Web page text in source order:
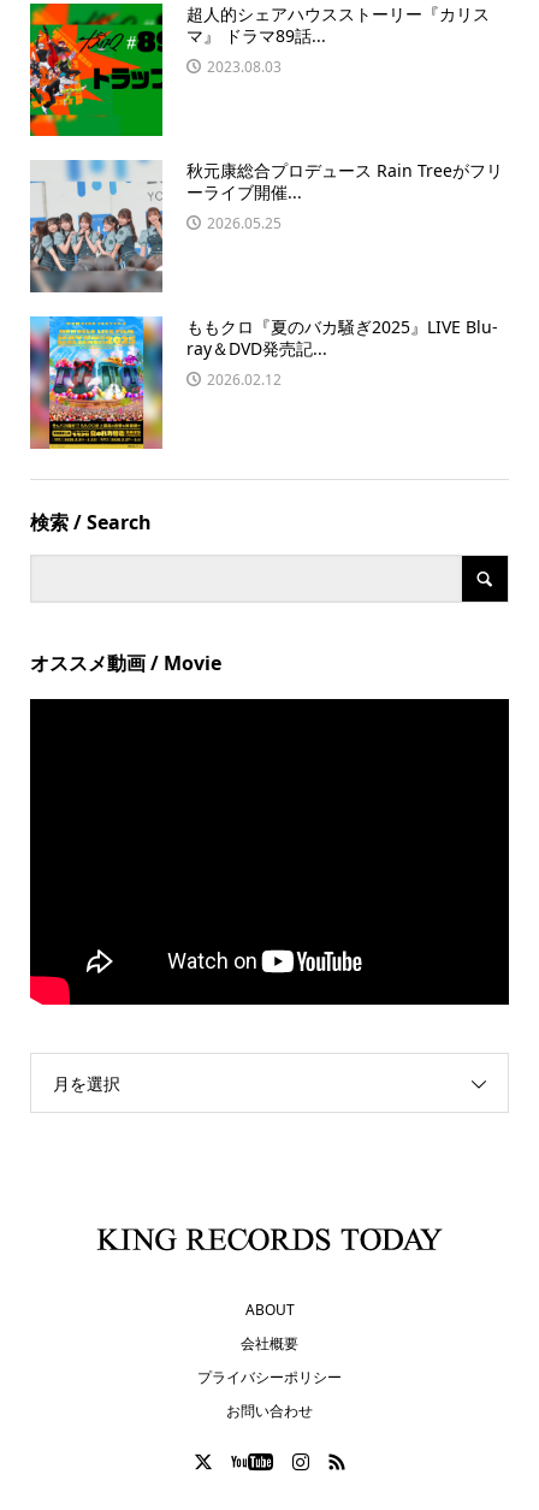
超人的シェアハウスストーリー『カリス
マ』 ドラマ89話...
2023.08.03
秋元康総合プロデュース Rain Treeがフリ
ーライブ開催...
2026.05.25
ももクロ『夏のバカ騒ぎ2025』LIVE Blu-
ray＆DVD発売記...
2026.02.12
検索 / Search
オススメ動画 / Movie
月を選択
ABOUT
会社概要
プライバシーポリシー
お問い合わせ